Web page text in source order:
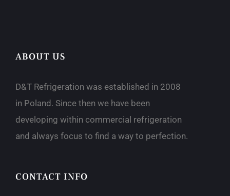
ABOUT US
D&T Refrigeration was established in 2008
in Poland. Since then we have been
developing within commercial refrigeration
and always focus to find a way to perfection.
CONTACT INFO